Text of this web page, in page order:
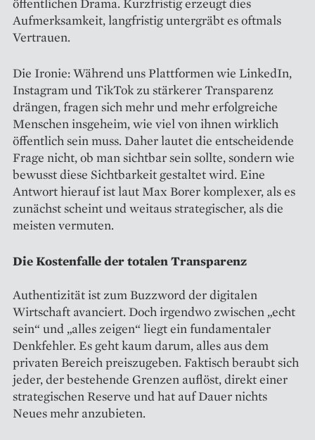
öffentlichen Drama. Kurzfristig erzeugt dies
Aufmerksamkeit, langfristig untergräbt es oftmals
Vertrauen.
Die Ironie: Während uns Plattformen wie LinkedIn,
Instagram und TikTok zu stärkerer Transparenz
drängen, fragen sich mehr und mehr erfolgreiche
Menschen insgeheim, wie viel von ihnen wirklich
öffentlich sein muss. Daher lautet die entscheidende
Frage nicht, ob man sichtbar sein sollte, sondern wie
bewusst diese Sichtbarkeit gestaltet wird. Eine
Antwort hierauf ist laut Max Borer komplexer, als es
zunächst scheint und weitaus strategischer, als die
meisten vermuten.
Die Kostenfalle der totalen Transparenz
Authentizität ist zum Buzzword der digitalen
Wirtschaft avanciert. Doch irgendwo zwischen „echt
sein“ und „alles zeigen“ liegt ein fundamentaler
Denkfehler. Es geht kaum darum, alles aus dem
privaten Bereich preiszugeben. Faktisch beraubt sich
jeder, der bestehende Grenzen auflöst, direkt einer
strategischen Reserve und hat auf Dauer nichts
Neues mehr anzubieten.